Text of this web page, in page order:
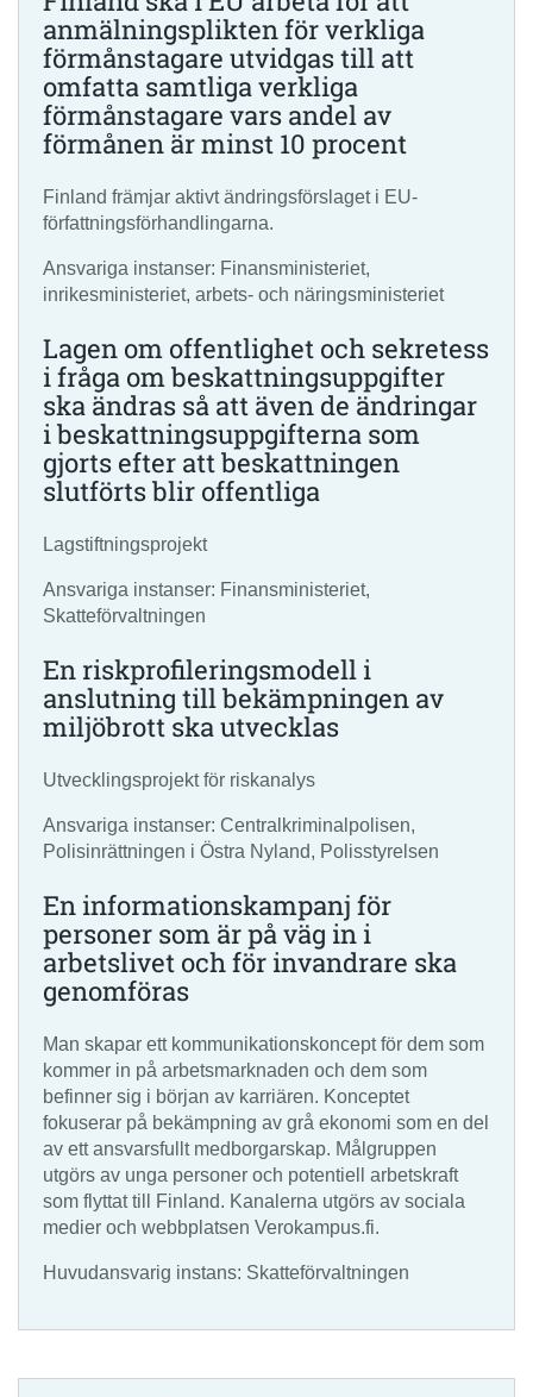
anmälningsplikten för verkliga
förmånstagare utvidgas till att
omfatta samtliga verkliga
förmånstagare vars andel av
förmånen är minst 10 procent
Finland främjar aktivt ändringsförslaget i EU-
författningsförhandlingarna.
Ansvariga instanser: Finansministeriet,
inrikesministeriet, arbets- och näringsministeriet
Lagen om offentlighet och sekretess
i fråga om beskattningsuppgifter
ska ändras så att även de ändringar
i beskattningsuppgifterna som
gjorts efter att beskattningen
slutförts blir offentliga
Lagstiftningsprojekt
Ansvariga instanser: Finansministeriet,
Skatteförvaltningen
En riskprofileringsmodell i
anslutning till bekämpningen av
miljöbrott ska utvecklas
Utvecklingsprojekt för riskanalys
Ansvariga instanser: Centralkriminalpolisen,
Polisinrättningen i Östra Nyland, Polisstyrelsen
En informationskampanj för
personer som är på väg in i
arbetslivet och för invandrare ska
genomföras
Man skapar ett kommunikationskoncept för dem som
kommer in på arbetsmarknaden och dem som
befinner sig i början av karriären. Konceptet
fokuserar på bekämpning av grå ekonomi som en del
av ett ansvarsfullt medborgarskap. Målgruppen
utgörs av unga personer och potentiell arbetskraft
som flyttat till Finland. Kanalerna utgörs av sociala
medier och webbplatsen Verokampus.fi.
Huvudansvarig instans: Skatteförvaltningen